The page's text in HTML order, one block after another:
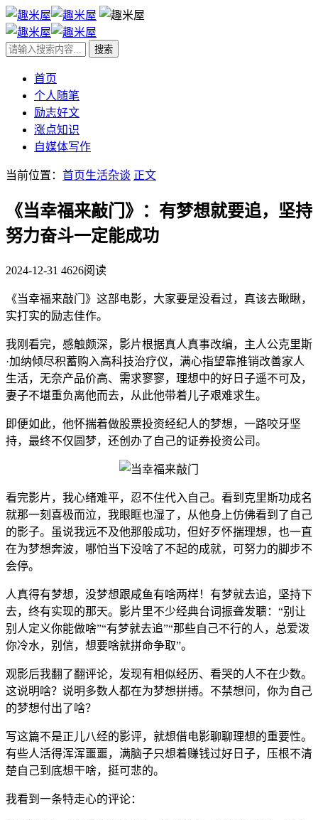
首页
个人随笔
励志好文
涨点知识
自媒体写作
当前位置： 首页生活杂谈 正文
《当幸福来敲门》：有梦想就要追，坚持
努力奋斗一定能成功
2024-12-31 4626阅读
《当幸福来敲门》这部电影，大家要是没看过，真该去瞅瞅，
实打实的励志佳作。
我刚看完，感触颇深，影片根据真人真事改编，主人公克里斯
·加纳倾尽积蓄购入高科技治疗仪，满心指望靠推销改善家人
生活，无奈产品价高、需求寥寥，理想中的好日子遥不可及，
妻子不堪重负离他而去，从此他带着儿子艰难求生。
即便如此，他怀揣着做股票投资经纪人的梦想，一路咬牙坚
持，最终不仅圆梦，还创办了自己的证券投资公司。
看完影片，我心绪难平，忍不住代入自己。看到克里斯功成名
就那一刻喜极而泣，我眼眶也湿了，从他身上仿佛看到了自己
的影子。虽说我远不及他那般成功，但好歹怀揣理想，也一直
在为梦想奔波，哪怕当下没啥了不起的成就，可努力的脚步不
会停。
人真得有梦想，没梦想跟咸鱼有啥两样！有梦就去追，坚持下
去，终有实现的那天。影片里不少经典台词振聋发聩：“别让
别人定义你能做啥”“有梦就去追”“那些自己不行的人，总爱泼
你冷水，别信，想要啥就拼命争取”。
观影后我翻了翻评论，发现有相似经历、看哭的人不在少数。
这说明啥？说明多数人都在为梦想拼搏。不禁想问，你为自己
的梦想付出了啥？
写这篇不是正儿八经的影评，就想借电影聊聊理想的重要性。
有些人活得浑浑噩噩，满脑子只想着赚钱过好日子，压根不清
楚自己到底想干啥，挺可悲的。
我看到一条特走心的评论：